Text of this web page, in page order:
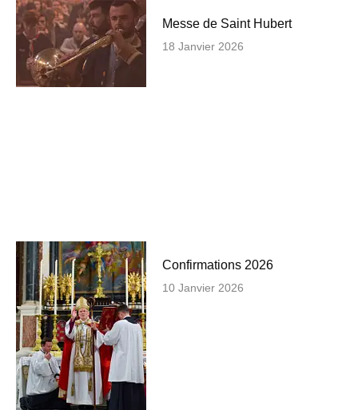
Messe de Saint Hubert
18 Janvier 2026
Confirmations 2026
10 Janvier 2026